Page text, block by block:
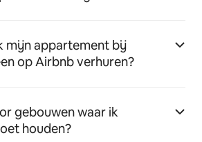
mijn appartement bij
op Airbnb verhuren?
gebouwen waar ik
houden?